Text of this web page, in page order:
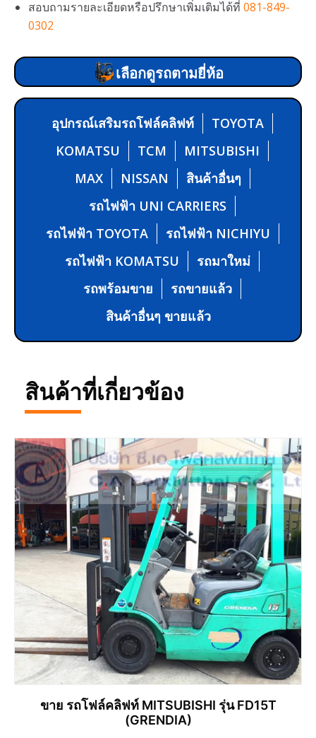
สอบถามรายละเอียดหรือปรึกษาเพิ่มเติมได้ที่ 081-849-
0302
เลือกดูรถตามยี่ห้อ
อุปกรณ์เสริมรถโฟล์คลิฟท์
TOYOTA
KOMATSU
TCM
MITSUBISHI
MAX
NISSAN
สินค้าอื่นๆ
รถไฟฟ้า UNI CARRIERS
รถไฟฟ้า TOYOTA
รถไฟฟ้า NICHIYU
รถไฟฟ้า KOMATSU
รถมาใหม่
รถพร้อมขาย
รถขายแล้ว
สินค้าอื่นๆ ขายแล้ว
สินค้าที่เกี่ยวข้อง
ขาย รถโฟล์คลิฟท์ MITSUBISHI รุ่น FD15T
(GRENDIA)